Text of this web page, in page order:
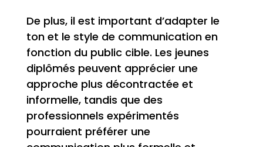
De plus, il est important d’adapter le
ton et le style de communication en
fonction du public cible. Les jeunes
diplômés peuvent apprécier une
approche plus décontractée et
informelle, tandis que des
professionnels expérimentés
pourraient préférer une